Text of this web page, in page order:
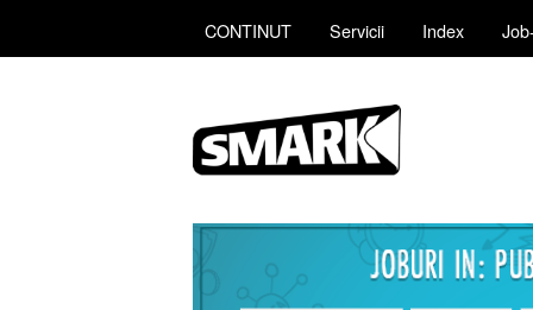
CONTINUT Servicii Index